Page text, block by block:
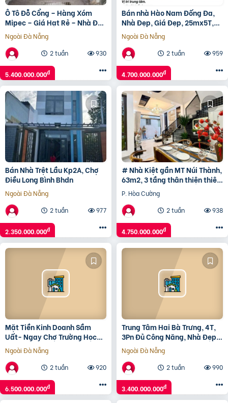
Ô Tô Đỗ Cổng – Hàng Xóm
Mipec – Giá Hạt Rẻ – Nhà Đẹp
– Sổ Đỏ Hoa Hậu!
Ngoài Đà Nẵng
2 tuần
930
5.400.000.000đ
Bán nhà Hào Nam Đống Đa,
Nhà Đẹp, Giá Đẹp, 25mx5T,
Giá: 4.7 Tỷ, Lh: 0396935190.
Ngoài Đà Nẵng
2 tuần
959
4.700.000.000đ
Bán Nhà Trệt Lầu Kp2A, Chợ
Điều Long Bình Bhdn
Ngoài Đà Nẵng
2 tuần
977
2.350.000.000đ
# Nhà Kiệt gần MT Núi Thành,
63m2, 3 tầng thân thiện thiên
nhiên, 4.75 tỷ
P. Hòa Cường
2 tuần
938
4.750.000.000đ
Mặt Tiền Kinh Doanh Sầm
Uất- Ngay Chợ Trường Học
Ttvh – 48M2 – Gò Vấp – Chỉ
Nhỉnh 6 Tỷ
Ngoài Đà Nẵng
2 tuần
920
6.500.000.000đ
Trung Tâm Hai Bà Trưng, 4T,
3Pn Đủ Công Năng, Nhà Đẹp,
Ở Ngay, Chỉ 3.4 Tỷ
Ngoài Đà Nẵng
2 tuần
990
3.400.000.000đ